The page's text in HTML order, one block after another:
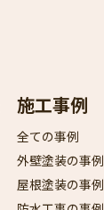
施工事例
全ての事例
外壁塗装の事例
屋根塗装の事例